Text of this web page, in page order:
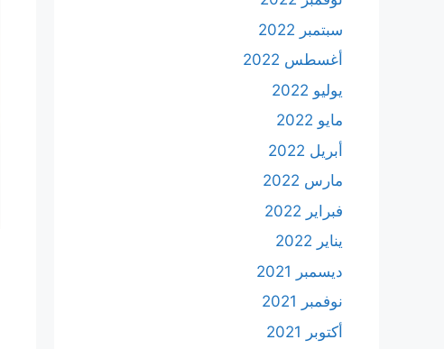
سبتمبر 2022
أغسطس 2022
يوليو 2022
مايو 2022
أبريل 2022
مارس 2022
فبراير 2022
يناير 2022
ديسمبر 2021
نوفمبر 2021
أكتوبر 2021